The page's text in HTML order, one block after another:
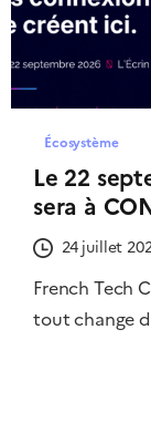
Écosystème
Le 22
sera à
24 juillet
French Tech
tout change